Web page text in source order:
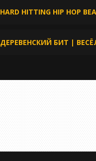
HARD HITTING HIP HOP
ДЕРЕВЕНСКИЙ БИТ |